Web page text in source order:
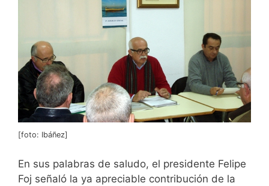
[foto: Ibáñez]
En sus palabras de saludo, el presidente Felipe
Foj señaló la ya apreciable contribución de la